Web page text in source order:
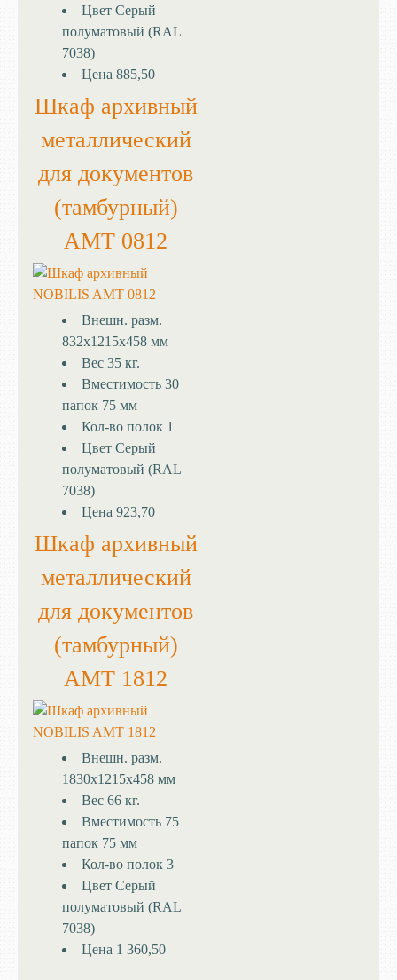
Цвет Серый
полуматовый (RAL
7038)
Цена 885,50
Шкаф архивный
металлический
для документов
(тамбурный)
AMT 0812
Внешн. разм.
832x1215x458 мм
Вес 35 кг.
Вместимость 30
папок 75 мм
Кол-во полок 1
Цвет Серый
полуматовый (RAL
7038)
Цена 923,70
Шкаф архивный
металлический
для документов
(тамбурный)
AMT 1812
Внешн. разм.
1830x1215x458 мм
Вес 66 кг.
Вместимость 75
папок 75 мм
Кол-во полок 3
Цвет Серый
полуматовый (RAL
7038)
Цена 1 360,50